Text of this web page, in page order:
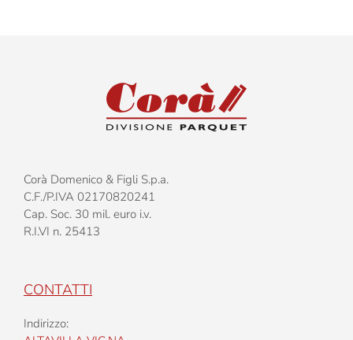
Corà Domenico & Figli S.p.a.
C.F./P.IVA 02170820241
Cap. Soc. 30 mil. euro i.v.
R.I.VI n. 25413
CONTATTI
Indirizzo: